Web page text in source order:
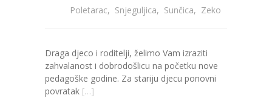
Poletarac, Snjeguljica, Sunčica, Zeko
Draga djeco i roditelji, želimo Vam izraziti
zahvalanost i dobrodošlicu na početku nove
pedagoške godine. Za stariju djecu ponovni
povratak […]